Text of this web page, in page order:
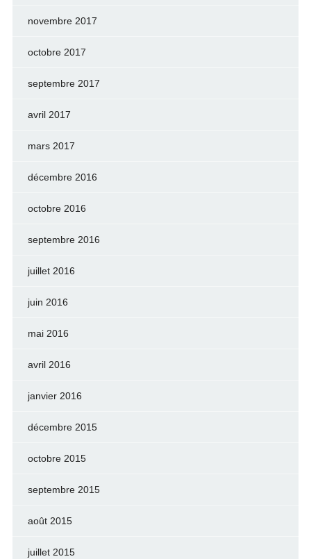
novembre 2017
octobre 2017
septembre 2017
avril 2017
mars 2017
décembre 2016
octobre 2016
septembre 2016
juillet 2016
juin 2016
mai 2016
avril 2016
janvier 2016
décembre 2015
octobre 2015
septembre 2015
août 2015
juillet 2015